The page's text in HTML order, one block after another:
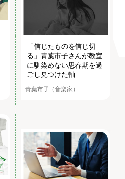
「信じたものを信じ切
る」青葉市子さんが教室
に馴染めない思春期を過
ごし見つけた軸
青葉市子（音楽家）